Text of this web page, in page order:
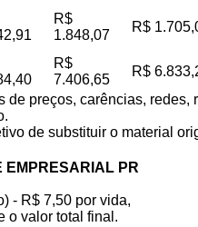
R$
1.848,07
R$
R$
7.406,65
R$
de preços, carências,
de substituir o material
EMPRESARIAL PR
- R$ 7,50 por vida,
o valor total final.